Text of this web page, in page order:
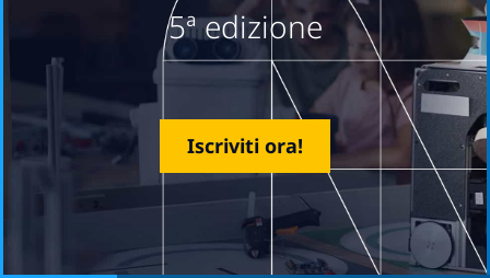
5ª edizione
Iscriviti ora!